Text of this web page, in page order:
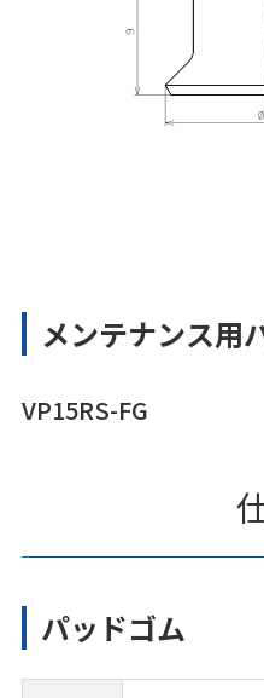
メンテナンス用
VP15RS-FG
パッドゴム